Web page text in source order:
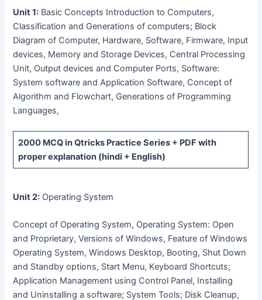
Unit 1: Basic Concepts Introduction to Computers,
Classification and Generations of computers; Block
Diagram of Computer, Hardware, Software, Firmware, Input
devices, Memory and Storage Devices, Central Processing
Unit, Output devices and Computer Ports, Software:
System software and Application Software, Concept of
Algorithm and Flowchart, Generations of Programming
Languages,
2000 MCQin Qtricks Practice Series + PDF with
proper explanation (hindi + English)
Unit 2: Operating System
Concept of Operating System, Operating System: Open
and Proprietary, Versions of Windows, Feature of Windows
Operating System, Windows Desktop, Booting, Shut Down
and Standby options, Start Menu, Keyboard Shortcuts;
Application Management using Control Panel, Installing
and Uninstalling a software; System Tools; Disk Cleanup,